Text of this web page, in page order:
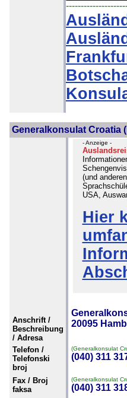
Generalkonsulat Croatia
- Anzeige -
(und
USA,
Hier
Anschrift /
Beschreibung
/ Adresa
20095
Telefon /
Telefonski
broj
(Generalkonsulat
(040) 311
Fax / Broj
faksa
(Generalkonsulat
(040) 311